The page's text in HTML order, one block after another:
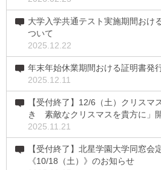
大学入学共通テスト実施期間おけ
ついて
2025.12.22
年末年始休業期間おける証明書発
2025.12.11
【受付終了】12/6（土）クリスマ
き 素敵なクリスマスを貴方に」
2025.11.21
【受付終了】北星学園大学同窓会
《10/18（土）》のお知らせ